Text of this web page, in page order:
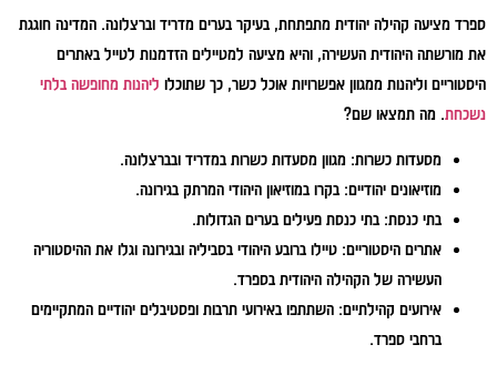
ספרד מציעה קהילה יהודית מתפתחת, בעיקר בערים מדריד וברצלונה. המדינה חוגגת
את מורשתה היהודית העשירה, והיא מציעה למטיילים הזדמנות לטייל באתרים
היסטוריים וליהנות ממגוון אפשרויות אוכל כשר, כך שתוכלו ליהנות מחופשה בלתי
נשכחת. מה תמצאו שם?
מסעדות כשרות: מגוון מסעדות כשרות במדריד ובברצלונה.
מוזיאונים יהודיים: בקרו במוזיאון היהודי המרתק בגירונה.
בתי כנסת: בתי כנסת פעילים בערים הגדולות.
אתרים היסטוריים: טיילו ברובע היהודי בסביליה ובגירונה וגלו את ההיסטוריה
העשירה של הקהילה היהודית בספרד.
אירועים קהילתיים: השתתפו באירועי תרבות ופסטיבלים יהודיים המתקיימים
ברחבי ספרד.